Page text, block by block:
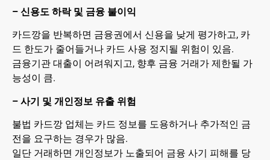
– 신용도 하락 및 금융 불이익
카드깡을 반복하면 금융권에서 신용을 낮게 평가하고, 카
드 한도가 줄어들거나 카드 사용 정지될 위험이 있음.
금융기관 대출이 어려워지고, 향후 금융 거래가 제한될 가
능성이 큼.
– 사기 및 개인정보 유출 위험
불법 카드깡 업체는 카드 정보를 도용하거나 추가적인 금
전을 요구하는 경우가 많음.
일단 거래하면 개인정보가 노출되어 금융 사기 피해를 당